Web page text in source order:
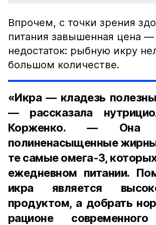
Впрочем, с точки зрения
питания завышенная цена —
недостаток: рыбную икру
большом количестве.
«Икра — кладезь
— рассказала
Корженко. — Она
полиненасыщенные
те самые омега-3,
ежедневном питании.
икра является
продуктом, а добрать
рационе